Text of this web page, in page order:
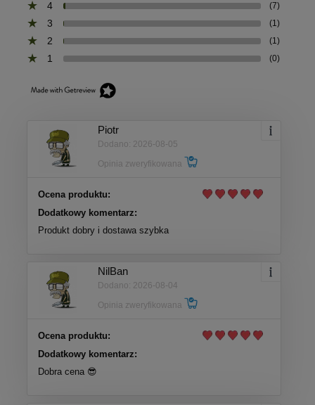
4 (7)
3 (1)
2 (1)
1 (0)
Piotr
Dodano: 2026-08-05
Opinia zweryfikowana
Ocena produktu:
Dodatkowy komentarz:
Produkt dobry i dostawa szybka
NilBan
Dodano: 2026-08-04
Opinia zweryfikowana
Ocena produktu:
Dodatkowy komentarz:
Dobra cena 😎